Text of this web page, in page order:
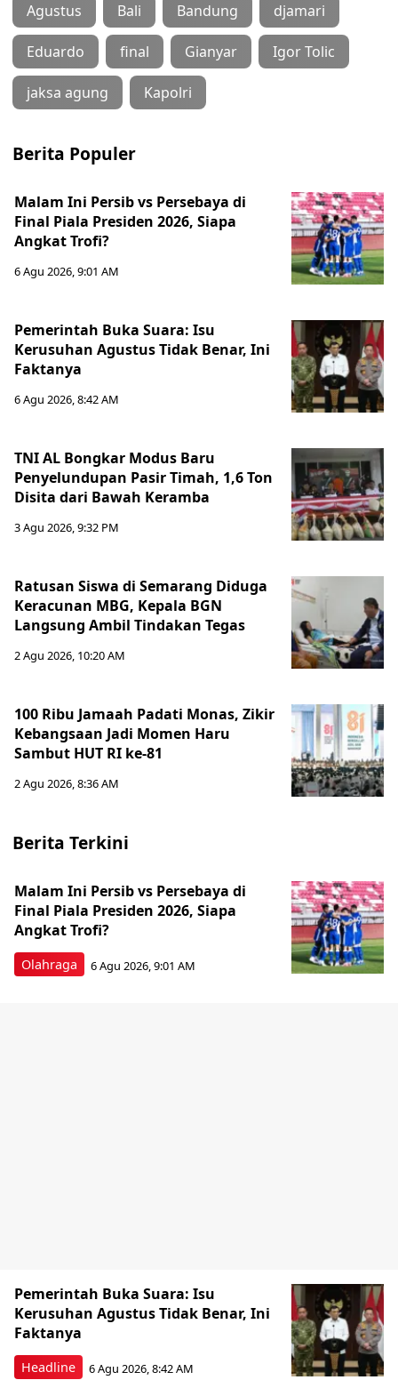
Agustus Bali Bandung djamari
Eduardo final Gianyar Igor Tolic
jaksa agung Kapolri
Berita Populer
Malam Ini Persib vs Persebaya di
Final Piala Presiden 2026, Siapa
Angkat Trofi?
6 Agu 2026, 9:01 AM
Pemerintah Buka Suara: Isu
Kerusuhan Agustus Tidak Benar, Ini
Faktanya
6 Agu 2026, 8:42 AM
TNI AL Bongkar Modus Baru
Penyelundupan Pasir Timah, 1,6 Ton
Disita dari Bawah Keramba
3 Agu 2026, 9:32 PM
Ratusan Siswa di Semarang Diduga
Keracunan MBG, Kepala BGN
Langsung Ambil Tindakan Tegas
2 Agu 2026, 10:20 AM
100 Ribu Jamaah Padati Monas, Zikir
Kebangsaan Jadi Momen Haru
Sambut HUT RI ke-81
2 Agu 2026, 8:36 AM
Berita Terkini
Olahraga
Malam Ini Persib vs Persebaya di
Final Piala Presiden 2026, Siapa
Angkat Trofi?
6 Agu 2026, 9:01 AM
Headline
Pemerintah Buka Suara: Isu
Kerusuhan Agustus Tidak Benar, Ini
Faktanya
6 Agu 2026, 8:42 AM